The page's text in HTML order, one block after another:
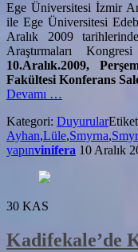
Ege Üniversitesi İzmir
ile Ege Üniversitesi
Aralık 2009
Araştırmaları
10.Aralık.2009,
Fakültesi Konferans
Devamı
Kongresi
Kapsamında
Sunulacak
Arkeoloji
Bildirileri
…
Kategori: Duyurular
Ayhan,Lüle,Smyrna,
yapınvinifera 10 Aralık
30 KAS
Kadifekale’de